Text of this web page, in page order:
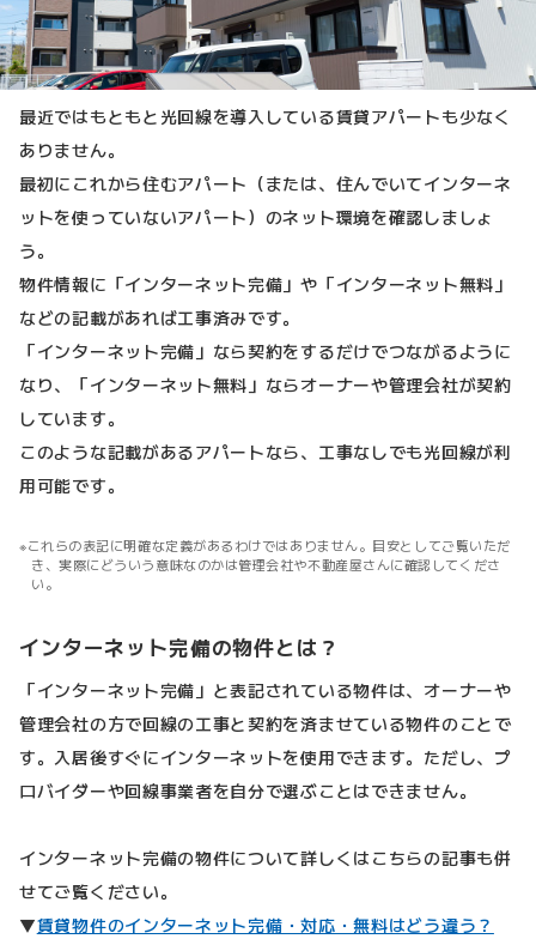
最近ではもともと光回線を導入している賃貸アパートも少なく
ありません。
最初にこれから住むアパート（または、住んでいてインターネ
ットを使っていないアパート）のネット環境を確認しましょ
う。
物件情報に「インターネット完備」や「インターネット無料」
などの記載があれば工事済みです。
「インターネット完備」なら契約をするだけでつながるように
なり、「インターネット無料」ならオーナーや管理会社が契約
しています。
このような記載があるアパートなら、工事なしでも光回線が利
用可能です。
これらの表記に明確な定義があるわけではありません。目安としてご覧いただ
き、実際にどういう意味なのかは管理会社や不動産屋さんに確認してくださ
い。
インターネット完備の物件とは？
「インターネット完備」と表記されている物件は、オーナーや
管理会社の方で回線の工事と契約を済ませている物件のことで
す。入居後すぐにインターネットを使用できます。ただし、プ
ロバイダーや回線事業者を自分で選ぶことはできません。
インターネット完備の物件について詳しくはこちらの記事も併
せてご覧ください。
▼賃貸物件のインターネット完備・対応・無料はどう違う？